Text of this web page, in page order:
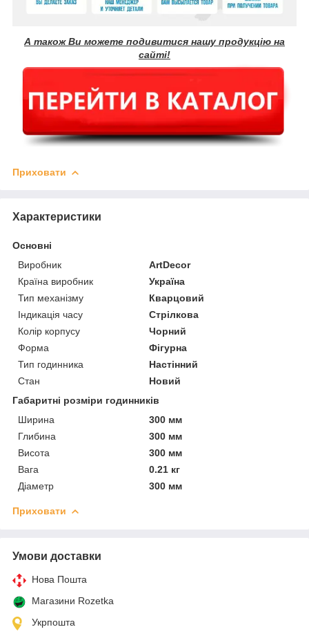
А також Ви можете подивитися нашу продукцію на
сайті!
Приховати
Характеристики
Основні
Виробник
ArtDecor
Країна виробник
Україна
Тип механізму
Кварцовий
Індикація часу
Стрілкова
Колір корпусу
Чорний
Форма
Фігурна
Тип годинника
Настінний
Стан
Новий
Габаритні розміри годинників
Ширина
300 мм
Глибина
300 мм
Висота
300 мм
Вага
0.21 кг
Діаметр
300 мм
Приховати
Умови доставки
Нова Пошта
Магазини Rozetka
Укрпошта